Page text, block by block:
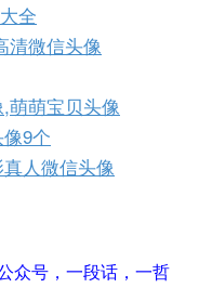
全
清微信头像
萌萌宝贝头像
9个
人微信头像
众号，一段话，一哲